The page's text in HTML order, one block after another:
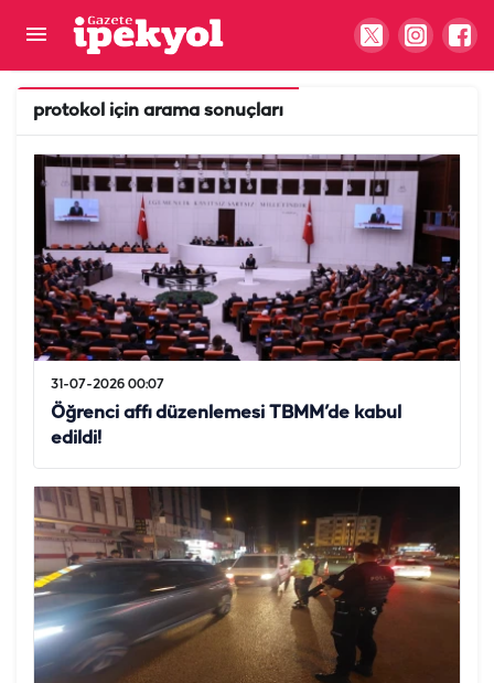
protokol için arama sonuçları
31-07-2026 00:07
Öğrenci affı düzenlemesi TBMM’de kabul
edildi!